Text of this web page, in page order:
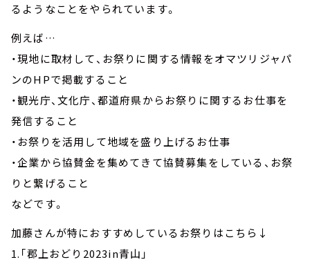
るようなことをやられています。
例えば…
・現地に取材して、お祭りに関する情報をオマツリジャパ
ンのHPで掲載すること
・観光庁、文化庁、都道府県からお祭りに関するお仕事を
発信すること
・お祭りを活用して地域を盛り上げるお仕事
・企業から協賛金を集めてきて協賛募集をしている、お祭
りと繋げること
などです。
加藤さんが特におすすめしているお祭りはこちら↓
1.「郡上おどり2023in青山」